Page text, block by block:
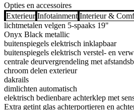
Opties en accessoires
Exterieur Infotainment Interieur &
lichtmetalen velgen 5-spaaks 19"
Onyx Black metallic
buitenspiegels elektrisch inklapbaar
buitenspiegels elektrisch verstel- en
centrale deurvergrendeling met
chroom delen exterieur
dakrails
dimlichten automatisch
elektrisch bedienbare achterklep met
Extra getint glas achterportieren en